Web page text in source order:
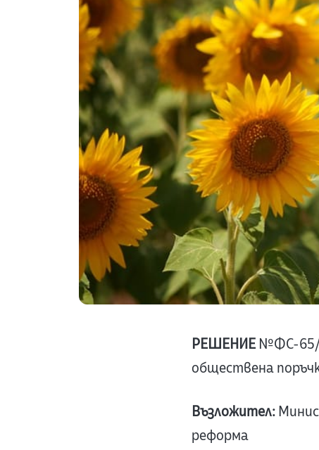
РЕШЕНИЕ №ФС-65/
обществена
Възложител:
реформа